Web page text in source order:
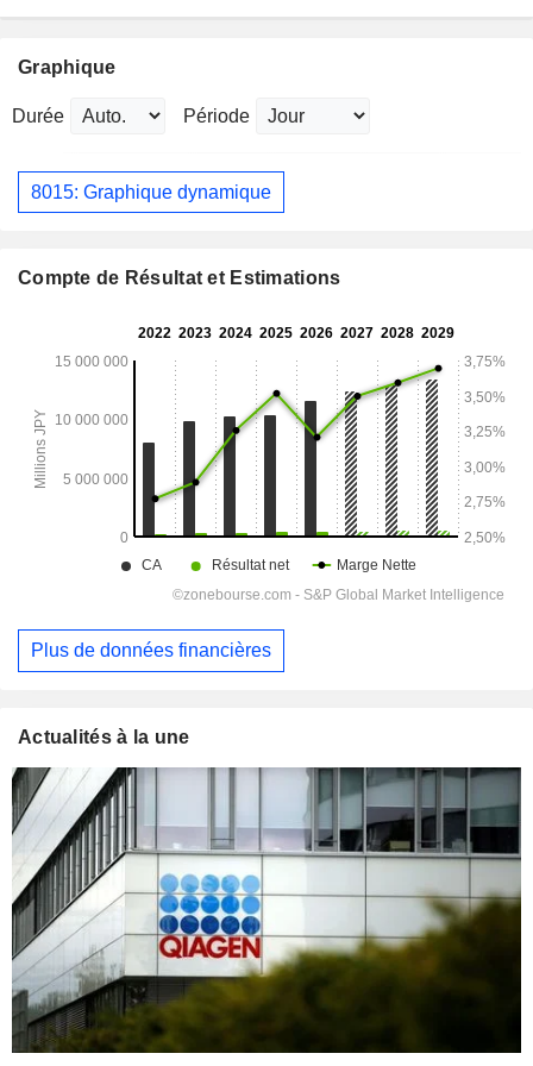
Graphique
Durée Période
8015: Graphique dynamique
Compte de Résultat et Estimations
Plus de données financières
Actualités à la une